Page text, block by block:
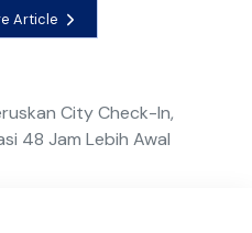
Article
City Check-In,
48 Jam Lebih Awal